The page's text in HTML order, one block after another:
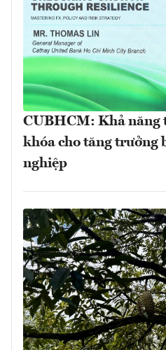
CUBHCM: Khả năng
khóa cho tăng trưởng
nghiệp